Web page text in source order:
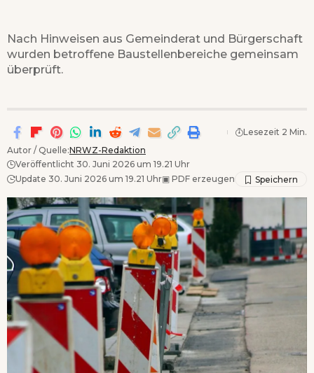
Nach Hinweisen aus Gemeinderat und Bürgerschaft
wurden betroffene Baustellenbereiche gemeinsam
überprüft.
Autor / Quelle:NRWZ-Redaktion
Veröffentlicht 30. Juni 2026 um 19.21 Uhr
Update 30. Juni 2026 um 19.21 Uhr▣ PDF erzeugen
Lesezeit 2 Min.